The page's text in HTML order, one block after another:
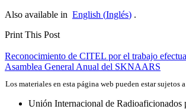
Also available in English (Inglés) .
Print This Post
Navegación
de
entradas
Reconocimiento de CITEL por el trabajo
Asamblea General Anual del SKNAARS
Los materiales en esta página web pueden estar sujetos
Unión Internacional de